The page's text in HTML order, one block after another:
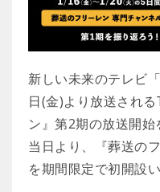
新しい未来のテレビ
日(金)より放送され
ン』第2期の放送開
当日より、『葬送の
を期間限定で初開設い